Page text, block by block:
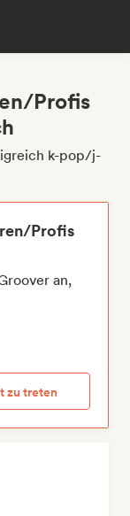
Profis
k-pop/j-
Profis
an,
zu treten